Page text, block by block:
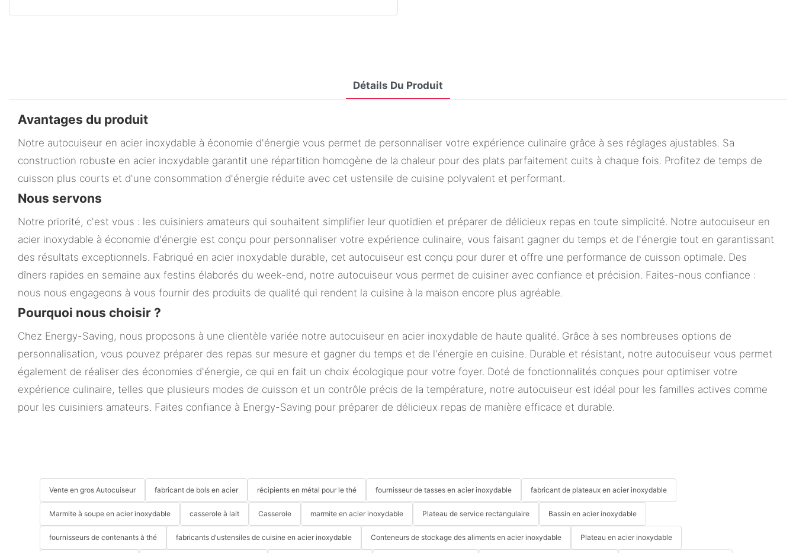
Détails Du Produit
Avantages du produit
Notre autocuiseur en acier inoxydable à économie d'énergie vous permet de personnaliser votre expérience culinaire grâce à ses réglages ajustables. Sa
construction robuste en acier inoxydable garantit une répartition homogène de la chaleur pour des plats parfaitement cuits à chaque fois. Profitez de temps de
cuisson plus courts et d'une consommation d'énergie réduite avec cet ustensile de cuisine polyvalent et performant.
Nous servons
Notre priorité, c'est vous : les cuisiniers amateurs qui souhaitent simplifier leur quotidien et préparer de délicieux repas en toute simplicité. Notre autocuiseur en
acier inoxydable à économie d'énergie est conçu pour personnaliser votre expérience culinaire, vous faisant gagner du temps et de l'énergie tout en garantissant
des résultats exceptionnels. Fabriqué en acier inoxydable durable, cet autocuiseur est conçu pour durer et offre une performance de cuisson optimale. Des
dîners rapides en semaine aux festins élaborés du week-end, notre autocuiseur vous permet de cuisiner avec confiance et précision. Faites-nous confiance :
nous nous engageons à vous fournir des produits de qualité qui rendent la cuisine à la maison encore plus agréable.
Pourquoi nous choisir ?
Chez Energy-Saving, nous proposons à une clientèle variée notre autocuiseur en acier inoxydable de haute qualité. Grâce à ses nombreuses options de
personnalisation, vous pouvez préparer des repas sur mesure et gagner du temps et de l'énergie en cuisine. Durable et résistant, notre autocuiseur vous permet
également de réaliser des économies d'énergie, ce qui en fait un choix écologique pour votre foyer. Doté de fonctionnalités conçues pour optimiser votre
expérience culinaire, telles que plusieurs modes de cuisson et un contrôle précis de la température, notre autocuiseur est idéal pour les familles actives comme
pour les cuisiniers amateurs. Faites confiance à Energy-Saving pour préparer de délicieux repas de manière efficace et durable.
Vente en gros Autocuiseur fabricant de bols en acier récipients en métal pour le thé fournisseur de tasses en acier inoxydable fabricant de plateaux en acier inoxydable
Marmite à soupe en acier inoxydable casserole à lait Casserole marmite en acier inoxydable Plateau de service rectangulaire Bassin en acier inoxydable
fournisseurs de contenants à thé fabricants d'ustensiles de cuisine en acier inoxydable Conteneurs de stockage des aliments en acier inoxydable Plateau en acier inoxydable